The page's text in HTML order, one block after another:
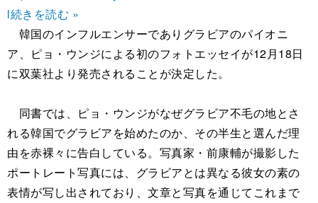
l続きを読む »
韓国のインフルエンサーでありグラビアのパイオニ
ア、ピョ・ウンジによる初のフォトエッセイが12月18日
に双葉社より発売されることが決定した。
同書では、ピョ・ウンジがなぜグラビア不毛の地とさ
れる韓国でグラビアを始めたのか、その半生と選んだ理
由を赤裸々に告白している。写真家・前康輔が撮影した
ポートレート写真には、グラビアとは異なる彼女の素の
表情が写し出されており、文章と写真を通じてこれまで